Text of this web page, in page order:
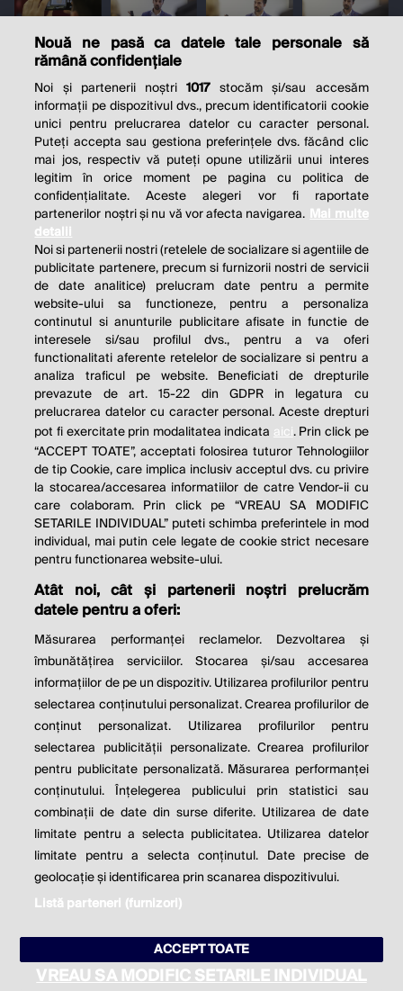
THE SOCIAL RESPONSIBILITY OF
BUSINESS IS TO INCREASE ITS
PROFITS.
Milton Friedman
© 2026 Profit.ro. Toate drepturile rezervate.
Dezvoltat de1616.ro
Contact Publicitate Despre noi
Politica de cookie Politica de
confidențialitate
este parte a
Nouă ne pasă ca datele tale personale să
rămână confidențiale
Noi și partenerii noștri1017 stocăm și/sau accesăm
informații pe dispozitivul dvs., precum identificatorii cookie
unici pentru prelucrarea datelor cu caracter personal.
Puteți accepta sau gestiona preferințele dvs. făcând clic
mai jos, respectiv vă puteți opune utilizării unui interes
legitim în orice moment pe pagina cu politica de
confidențialitate. Aceste alegeri vor fi raportate
partenerilor noștri și nu vă vor afecta navigarea. Mai multe
detalii
Noi si partenerii nostri (retelele de socializare si agentiile de
publicitate partenere, precum si furnizorii nostri de servicii
de date analitice) prelucram date pentru a permite
website-ului sa functioneze, pentru a personaliza
continutul si anunturile publicitare afisate in functie de
interesele si/sau profilul dvs., pentru a va oferi
functionalitati aferente retelelor de socializare si pentru a
analiza traficul pe website. Beneficiati de drepturile
prevazute de art. 15-22 din GDPR in legatura cu
prelucrarea datelor cu caracter personal. Aceste drepturi
pot fi exercitate prin modalitatea indicata aici. Prin click pe
“ACCEPT TOATE”, acceptati folosirea tuturor Tehnologiilor
de tip Cookie, care implica inclusiv acceptul dvs. cu privire
la stocarea/accesarea informatiilor de catre Vendor-ii cu
care colaboram. Prin click pe “VREAU SA MODIFIC
SETARILE INDIVIDUAL” puteti schimba preferintele in mod
individual, mai putin cele legate de cookie strict necesare
pentru functionarea website-ului.
Atât noi, cât și partenerii noștri prelucrăm
datele pentru a oferi:
Măsurarea performanței reclamelor. Dezvoltarea și
îmbunătățirea serviciilor. Stocarea și/sau accesarea
informațiilor de pe un dispozitiv. Utilizarea profilurilor pentru
selectarea conținutului personalizat. Crearea profilurilor de
conținut personalizat. Utilizarea profilurilor pentru
selectarea publicității personalizate. Crearea profilurilor
pentru publicitate personalizată. Măsurarea performanței
conținutului. Înțelegerea publicului prin statistici sau
combinații de date din surse diferite. Utilizarea de date
limitate pentru a selecta publicitatea. Utilizarea datelor
limitate pentru a selecta conținutul. Date precise de
geolocație și identificarea prin scanarea dispozitivului.
Listă parteneri (furnizori)
ACCEPT TOATE
VREAU SA MODIFIC SETARILE INDIVIDUAL